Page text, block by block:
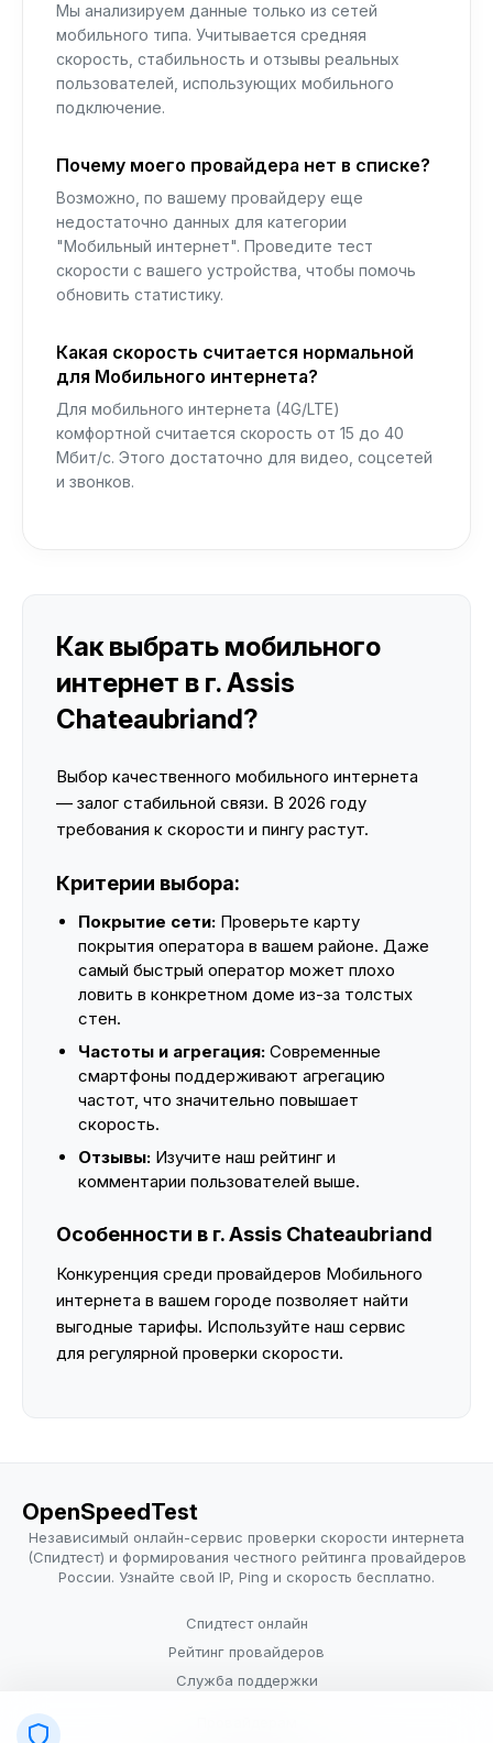
Мы анализируем данные только из сетей
мобильного типа. Учитывается средняя
скорость, стабильность и отзывы реальных
пользователей, использующих мобильного
подключение.
Почему моего провайдера нет в списке?
Возможно, по вашему провайдеру еще
недостаточно данных для категории
"Мобильный интернет". Проведите тест
скорости с вашего устройства, чтобы помочь
обновить статистику.
Какая скорость считается нормальной
для Мобильного интернета?
Для мобильного интернета (4G/LTE)
комфортной считается скорость от 15 до 40
Мбит/с. Этого достаточно для видео, соцсетей
и звонков.
Как выбрать мобильного
интернет в г. Assis
Chateaubriand?
Выбор качественного мобильного интернета
— залог стабильной связи. В 2026 году
требования к скорости и пингу растут.
Критерии выбора:
Покрытие сети: Проверьте карту
покрытия оператора в вашем районе. Даже
самый быстрый оператор может плохо
ловить в конкретном доме из-за толстых
стен.
Частоты и агрегация: Современные
смартфоны поддерживают агрегацию
частот, что значительно повышает
скорость.
Отзывы: Изучите наш рейтинг и
комментарии пользователей выше.
Особенности в г. Assis Chateaubriand
Конкуренция среди провайдеров Мобильного
интернета в вашем городе позволяет найти
выгодные тарифы. Используйте наш сервис
для регулярной проверки скорости.
OpenSpeedTest
Независимый онлайн-сервис проверки скорости интернета
(Спидтест) и формирования честного рейтинга провайдеров
России. Узнайте свой IP, Ping и скорость бесплатно.
Спидтест онлайн
Рейтинг провайдеров
Служба поддержки